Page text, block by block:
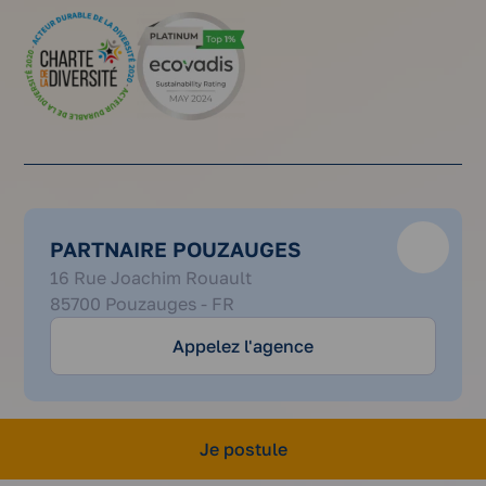
PARTNAIRE POUZAUGES
16 Rue Joachim Rouault
85700 Pouzauges - FR
44
18
18
Appelez l'agence
Je postule